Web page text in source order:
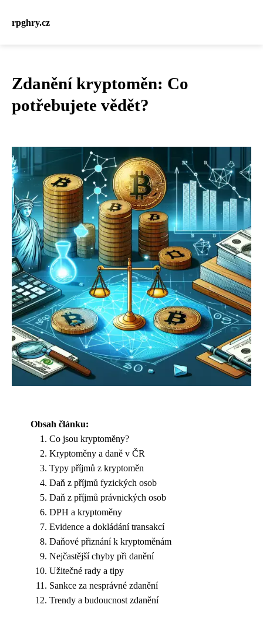
rpghry.cz
Zdanění kryptoměn: Co
potřebujete vědět?
Obsah článku:
Co jsou kryptoměny?
Kryptoměny a daně v ČR
Typy příjmů z kryptoměn
Daň z příjmů fyzických osob
Daň z příjmů právnických osob
DPH a kryptoměny
Evidence a dokládání transakcí
Daňové přiznání k kryptoměnám
Nejčastější chyby při danění
Užitečné rady a tipy
Sankce za nesprávné zdanění
Trendy a budoucnost zdanění